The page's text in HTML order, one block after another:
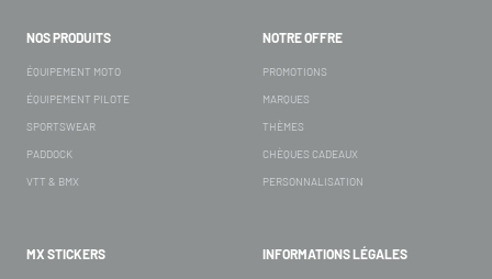
NOS PRODUITS
ÉQUIPEMENT MOTO
ÉQUIPEMENT PILOTE
SPORTSWEAR
PADDOCK
VTT & BMX
NOTRE OFFRE
PROMOTIONS
MARQUES
THÈMES
CHÈQUES CADEAUX
PERSONNALISATION
MX STICKERS INFORMATIONS LÉGALES